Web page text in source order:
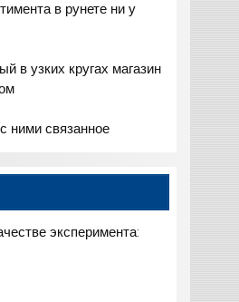
в рунете ни у
в узких кругах магазин
ними связанное
эксперимента: